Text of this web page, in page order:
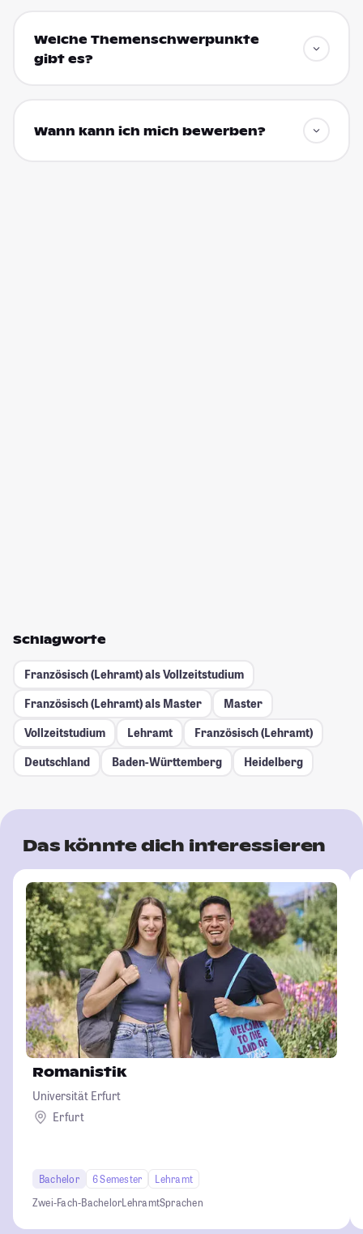
Welche Themenschwerpunkte
gibt es?
Wann kann ich mich bewerben?
Schlagworte
Französisch (Lehramt) als Vollzeitstudium
Französisch (Lehramt) als Master
Master
Vollzeitstudium
Lehramt
Französisch (Lehramt)
Deutschland
Baden-Württemberg Heidelberg
Das könnte dich interessieren
Romanistik
Universität Erfurt
Erfurt
Bachelor 6 Semester
Lehramt
Zwei-Fach-BachelorLehramtSprachen